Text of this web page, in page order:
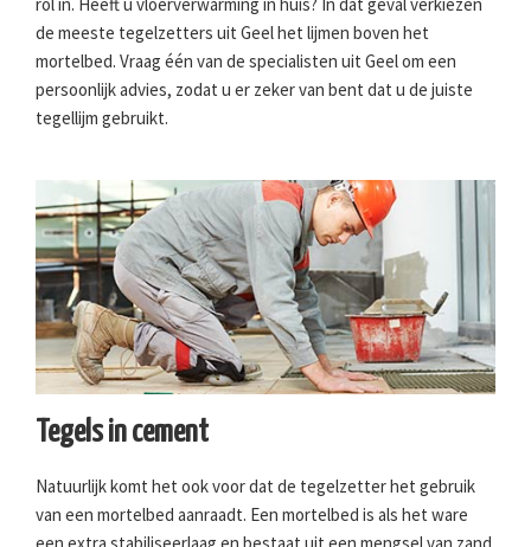
de meeste tegelzetters uit Geel het lijmen boven het
mortelbed. Vraag één van de specialisten uit Geel om een
persoonlijk advies, zodat u er zeker van bent dat u de juiste
tegellijm gebruikt.
Tegels in cement
Natuurlijk komt het ook voor dat de tegelzetter het gebruik
van een mortelbed aanraadt. Een mortelbed is als het ware
een extra stabiliseerlaag en bestaat uit een mengsel van zand